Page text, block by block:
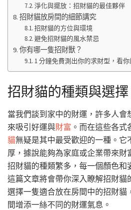
淨化與擺放：招財貓的最佳夥伴
招財貓放房間的細節講究
招財貓的方位與環境
避免招財貓的風水禁忌
你有哪一隻招財獸？
1 分鐘免費測出你的求財型，看
招財貓的種類與選擇
當我們談到家中的財運，許多人會
來吸引好運與財富 。而在這些各式
貓無疑是其中最受歡迎的一種。它
厚，據說能夠為家庭或企業帶來財
招財貓的種類繁多，每一個顏色和
這篇文章將會帶你深入瞭解招財貓
選擇一隻適合放在房間中的招財貓
間增添一絲不同的財運氣息。